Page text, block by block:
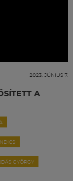
2023. JÚNIUS 7.
A
GYÖRGY